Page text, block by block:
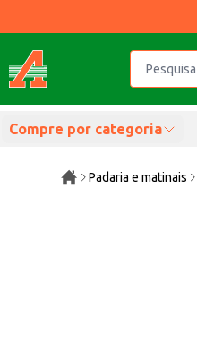
Compre por categoria
Padaria e matinais